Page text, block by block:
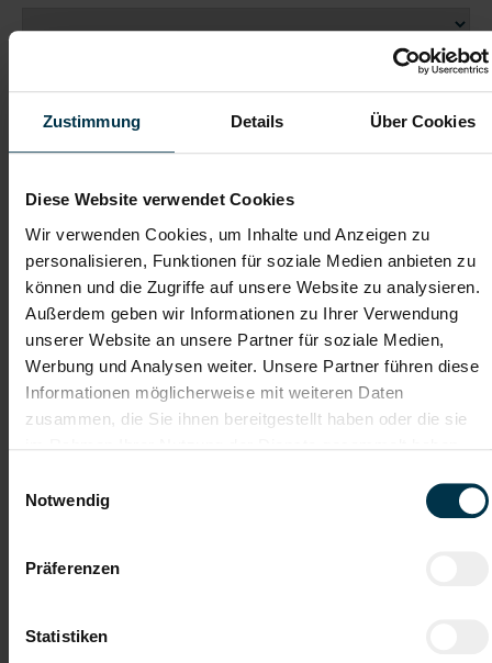
Zustimmung Details Über Cookies
Diese Website verwendet Cookies
Wir verwenden Cookies, um Inhalte und Anzeigen zu
personalisieren, Funktionen für soziale Medien anbieten zu
können und die Zugriffe auf unsere Website zu analysieren.
Außerdem geben wir Informationen zu Ihrer Verwendung
unserer Website an unsere Partner für soziale Medien,
Werbung und Analysen weiter. Unsere Partner führen diese
Informationen möglicherweise mit weiteren Daten
zusammen, die Sie ihnen bereitgestellt haben oder die sie
Notwendig
Präferenzen
Statistiken
Dateianhänge (max. 30MB gesamt - Bilder, Word oder PDF)
Bewerbungsschreiben
Empfehlungschreiben / Zeugnisse
Datei 5